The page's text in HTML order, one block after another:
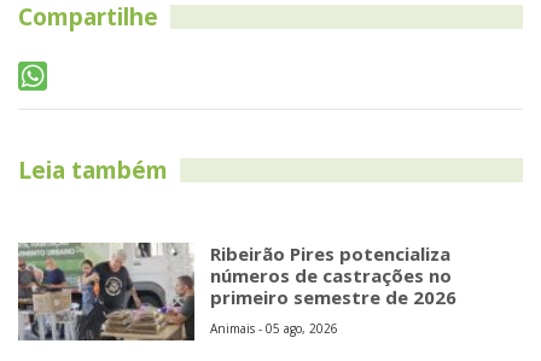
Compartilhe
Leia também
Ribeirão Pires potencializa
números de castrações no
primeiro semestre de 2026
Animais - 05 ago, 2026